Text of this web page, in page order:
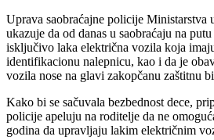
Uprava saobraćajne policije Ministarstva
ukazuje da od danas u saobraćaju na
isključivo laka električna vozila koja
identifikacionu nalepnicu, kao i da je
vozila nose na glavi zakopčanu zaštitnu
Kako bi se sačuvala bezbednost dece,
policije apeluju na roditelje da ne
godina da upravljaju lakim električnim